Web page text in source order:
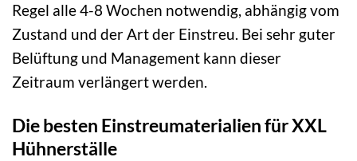
Regel alle 4-8 Wochen notwendig, abhängig vom
Zustand und der Art der Einstreu. Bei sehr guter
Belüftung und Management kann dieser
Zeitraum verlängert werden.
Die besten Einstreumaterialien für XXL
Hühnerställe